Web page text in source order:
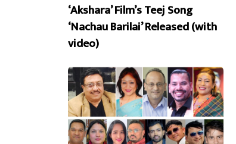
‘Akshara’ Film’s Teej Song
‘Nachau Barilai’ Released (with
video)